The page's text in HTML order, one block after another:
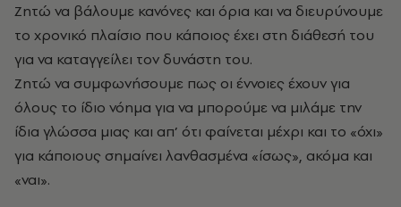
Ζητώ να βάλουμε κανόνες και όρια και να διευρύνουμε
το χρονικό πλαίσιο που κάποιος έχει στη διάθεσή του
για να καταγγείλει τον δυνάστη του.
Ζητώ να συμφωνήσουμε πως οι έννοιες έχουν για
όλους το ίδιο νόημα για να μπορούμε να μιλάμε την
ίδια γλώσσα μιας και απ’ ότι φαίνεται μέχρι και το «όχι»
για κάποιους σημαίνει λανθασμένα «ίσως», ακόμα και
«ναι».